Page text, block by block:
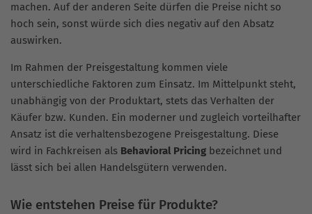
machen. Auf der anderen Seite dürfen die Preise nicht so
hoch sein, sonst würde sich dies negativ auf den Absatz
auswirken.
Im Rahmen der Preisgestaltung kommen viele
unterschiedliche Faktoren zum Einsatz. Im Mittelpunkt steht,
unabhängig von der Produktart, stets das Verhalten der
Käufer bzw. Kunden. Ein moderner und zugleich vorteilhafter
Ansatz ist die verhaltensbezogene Preisgestaltung. Diese
wird in Fachkreisen als Behavioral Pricing bezeichnet und
lässt sich bei allen Handelsgütern verwenden.
Wie entstehen Preise für Produkte?